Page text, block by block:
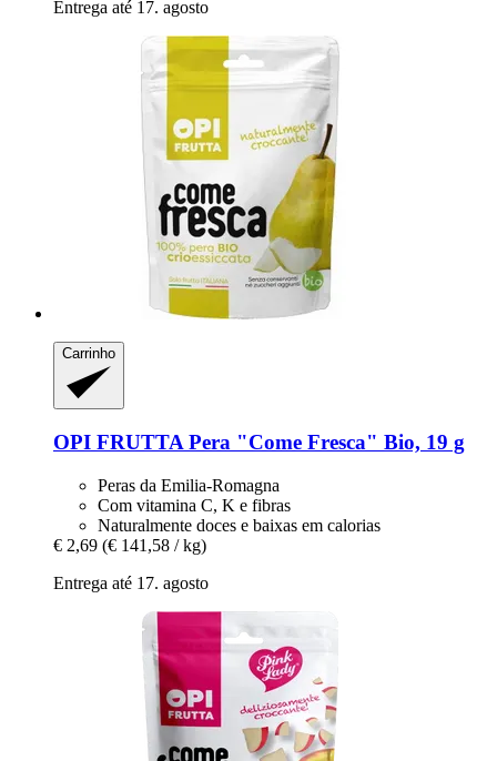
Entrega até 17. agosto
Carrinho
OPI FRUTTA Pera "Come Fresca" Bio, 19 g
Peras da Emilia-Romagna
Com vitamina C, K e fibras
Naturalmente doces e baixas em calorias
€ 2,69 (€ 141,58 / kg)
Entrega até 17. agosto